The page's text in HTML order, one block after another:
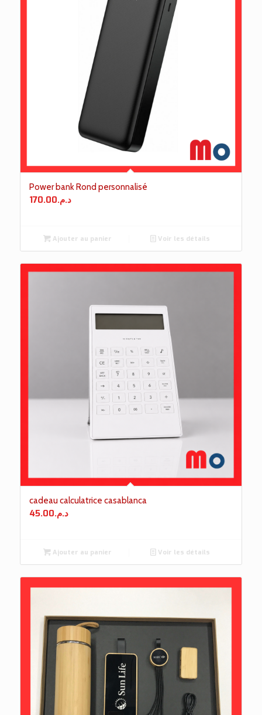
Power bank Rond personnalisé
د.م.170.00
Ajouter au panier Voir les détails
cadeau calculatrice casablanca
د.م.45.00
Ajouter au panier Voir les détails